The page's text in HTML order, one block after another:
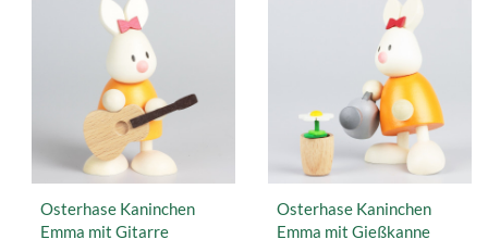
Osterhase Kaninchen
Emma mit Gitarre
Osterhase Kaninchen
Emma mit Gießkanne